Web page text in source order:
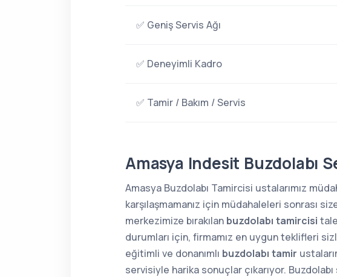
✅ Geniş Servis Ağı
✅ Deneyimli Kadro
✅ Tamir / Bakım / Servis
Amasya Indesit Buzdolabı
Amasya Buzdolabı Tamircisi ustalarımız
karşılaşmamanız için müdahaleleri sonrası
merkezimize bırakılan buzdolabı tamircisi
durumları için, firmamız en uygun teklifleri
eğitimli ve donanımlı buzdolabı tamir
servisiyle harika sonuçlar çıkarıyor.